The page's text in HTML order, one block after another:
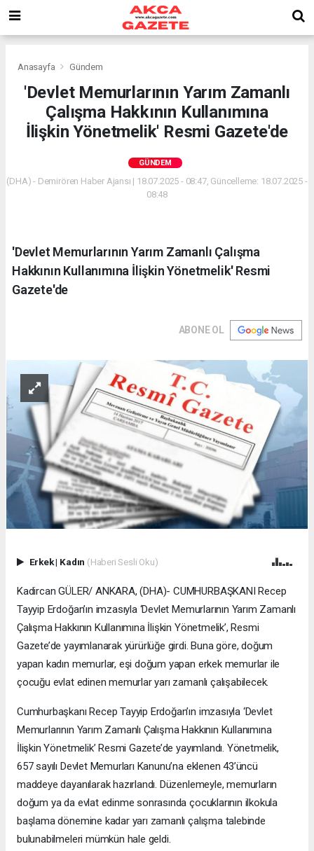
Anasayfa Gündem
'Devlet Memurlarının Yarım Zamanlı
Çalışma Hakkının Kullanımına
İlişkin Yönetmelik' Resmi Gazete'de
GÜNDEM
(DHA) - Demirören Haber Ajansı | 18.07.2025 - 08:47, Güncelleme: 18.07.2025 -
08:48
'Devlet Memurlarının Yarım Zamanlı Çalışma
Hakkının Kullanımına İlişkin Yönetmelik' Resmi
Gazete'de
ABONE OL
Erkek| Kadın (Haberi Sesli Oku)
Kadircan GÜLER/ ANKARA, (DHA)- CUMHURBAŞKANI Recep
Tayyip Erdoğan’ın imzasıyla ‘Devlet Memurlarının Yarım Zamanlı
Çalışma Hakkının Kullanımına İlişkin Yönetmelik’, Resmi
Gazete’de yayımlanarak yürürlüğe girdi. Buna göre, doğum
yapan kadın memurlar, eşi doğum yapan erkek memurlar ile
çocuğu evlat edinen memurlar yarı zamanlı çalışabilecek.
Cumhurbaşkanı Recep Tayyip Erdoğan’ın imzasıyla ‘Devlet
Memurlarının Yarım Zamanlı Çalışma Hakkının Kullanımına
İlişkin Yönetmelik’ Resmi Gazete’de yayımlandı. Yönetmelik,
657 sayılı Devlet Memurları Kanunu’na eklenen 43’üncü
maddeye dayanılarak hazırlandı. Düzenlemeyle, memurların
doğum ya da evlat edinme sonrasında çocuklarının ilkokula
başlama dönemine kadar yarı zamanlı çalışma talebinde
bulunabilmeleri mümkün hale geldi.